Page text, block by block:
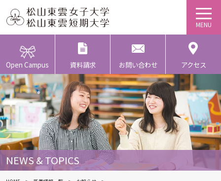
Open Campus 資料請求 お問い合わせ アクセス
NEWS & TOPICS